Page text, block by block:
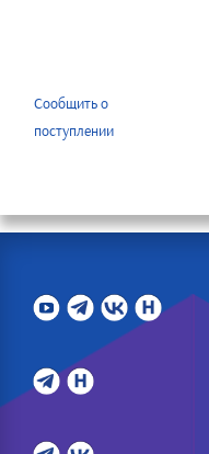
Сообщить о
поступлении